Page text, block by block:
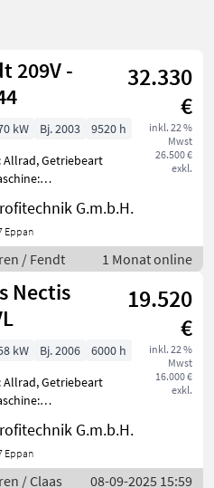
209V -
32.330
€
inkl. 22 %
Mwst
26.500 €
exkl.
kW Bj. 2003
9520 h
Allrad, Getriebeart
in
km/h, Aufladung:
K
G.m.b.H.
Eppan
/ Fendt 1 Monat online
Nectis
19.520
€
inkl. 22 %
Mwst
16.000 €
exkl.
kW Bj. 2006
6000 h
Allrad, Getriebeart
in
km/h,
G.m.b.H.
Eppan
/ Claas 08-09-2025 15:59